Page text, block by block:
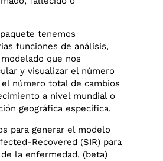
tenemos
funciones de análisis,
que nos
y visualizar el número
número total de cambios
a nivel mundial o
geográfica específica.
para generar el modelo
Recovered (SIR) para
la enfermedad. (beta)